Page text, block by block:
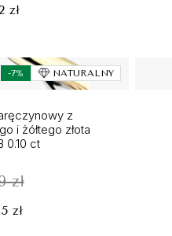
zł
-7% NATURALNY
z
i żółtego złota
0.10 ct
zł
zł